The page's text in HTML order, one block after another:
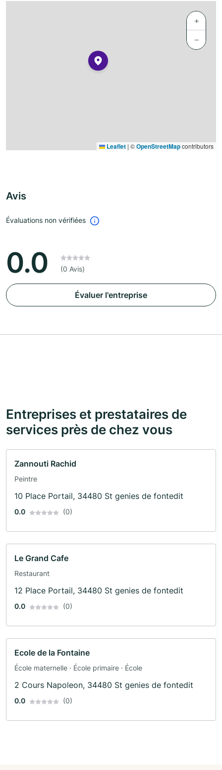
+
−
Leaflet | ©OpenStreetMapcontributors
Avis
Évaluations non vérifiées
0.0 (0 Avis)
Évaluer l'entreprise
Entreprises et prestataires de
services près de chez vous
Zannouti Rachid
Peintre
10 Place Portail, 34480 St genies de fontedit
0.0 (0)
Le Grand Cafe
Restaurant
12 Place Portail, 34480 St genies de fontedit
0.0 (0)
Ecole de la Fontaine
École maternelle · École primaire · École
2 Cours Napoleon, 34480 St genies de fontedit
0.0 (0)